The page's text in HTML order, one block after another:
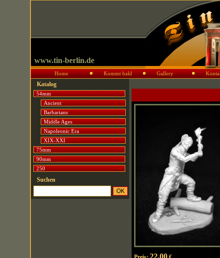
www.tin-berlin.de
Home Kommt bald Gallery
Katalog
54mm
Ancient
Barbarians
Middle Ages
Napoleonic Era
XIX-XXI
75mm
90mm
250
Suchen
22.00